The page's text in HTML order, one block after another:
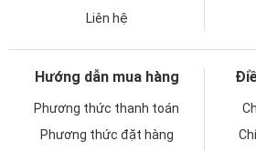
Liên hệ
Hướng dẫn mua hàng
Phương thức thanh toán
Phương thức đặt hàng